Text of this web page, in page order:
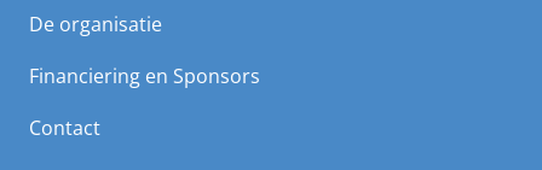
De organisatie
Financiering en Sponsors
Contact